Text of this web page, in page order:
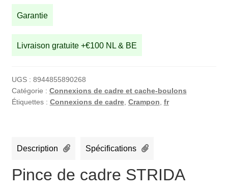
Garantie
Livraison gratuite +€100 NL & BE
UGS : 8944855890268
Catégorie : Connexions de cadre et cache-boulons
Étiquettes : Connexions de cadre, Crampon fr
Description Spécifications
Pince de cadre STRIDA